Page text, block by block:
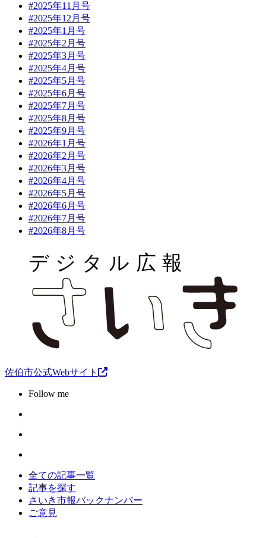
#2025年11月号
#2025年12月号
#2025年1月号
#2025年2月号
#2025年3月号
#2025年4月号
#2025年5月号
#2025年6月号
#2025年7月号
#2025年8月号
#2025年9月号
#2026年1月号
#2026年2月号
#2026年3月号
#2026年4月号
#2026年5月号
#2026年6月号
#2026年7月号
#2026年8月号
佐伯市公式Webサイト
Follow me
全ての記事一覧
記事を探す
さいき市報バックナンバー
ご意見